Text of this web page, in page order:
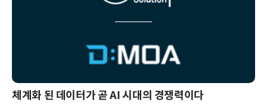
체계화 된 데이터가 곧 AI 시대의 경쟁력이다